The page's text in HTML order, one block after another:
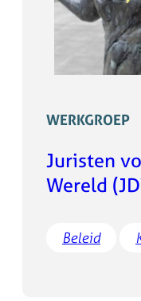
WERKGROEP
Juristen
Wereld
Beleid